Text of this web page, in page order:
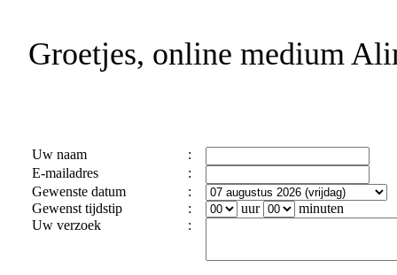
Groetjes, online medium
Uw naam
:
E-mailadres
:
Gewenste datum
:
Gewenst tijdstip
: uur
minuten
Uw verzoek
: